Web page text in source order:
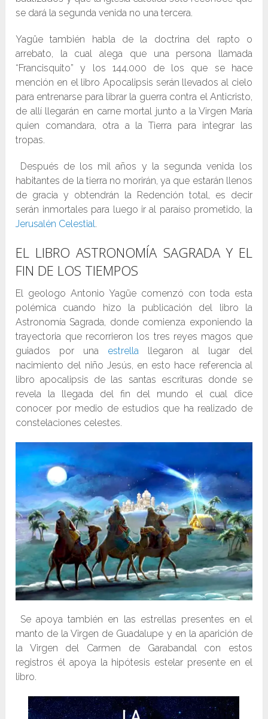
se dará la segunda venida no una tercera.
Yagüe también habla de la doctrina del rapto o
arrebato, la cual alega que una persona llamada
“Francisquito” y los 144.000 de los que se hace
mención en el libro Apocalipsis serán llevados al cielo
para entrenarse para librar la guerra contra el Anticristo,
de allí llegarán en carne mortal junto a la Virgen María
quien comandara, otra a la Tierra para integrar las
tropas.
Después de los mil años y la segunda venida los
habitantes de la tierra no morirán, ya que estarán llenos
de gracia y obtendrán la Redención total, es decir
serán inmortales para luego ir al paraíso prometido, la
Jerusalén Celestial.
EL LIBRO ASTRONOMÍA SAGRADA Y EL
FIN DE LOS TIEMPOS
El geologo Antonio Yagüe comenzó con toda esta
polémica cuando hizo la publicación del libro la
Astronomía Sagrada, donde comienza exponiendo la
trayectoria que recorrieron los tres reyes magos que
guiados por una estrella llegaron al lugar del
nacimiento del niño Jesús, en esto hace referencia al
libro apocalipsis de las santas escrituras donde se
revela la llegada del fin del mundo el cual dice
conocer por medio de estudios que ha realizado de
constelaciones celestes.
Se apoya también en las estrellas presentes en el
manto de la Virgen de Guadalupe y en la aparición de
la Virgen del Carmen de Garabandal con estos
registros él apoya la hipótesis estelar presente en el
libro.